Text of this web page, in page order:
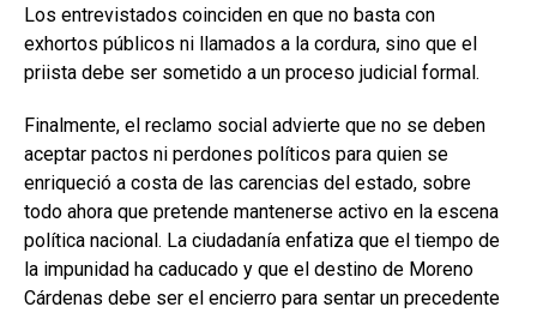
Los entrevistados coinciden en que no basta con
exhortos públicos ni llamados a la cordura, sino que el
priista debe ser sometido a un proceso judicial formal.
Finalmente, el reclamo social advierte que no se deben
aceptar pactos ni perdones políticos para quien se
enriqueció a costa de las carencias del estado, sobre
todo ahora que pretende mantenerse activo en la escena
política nacional. La ciudadanía enfatiza que el tiempo de
la impunidad ha caducado y que el destino de Moreno
Cárdenas debe ser el encierro para sentar un precedente